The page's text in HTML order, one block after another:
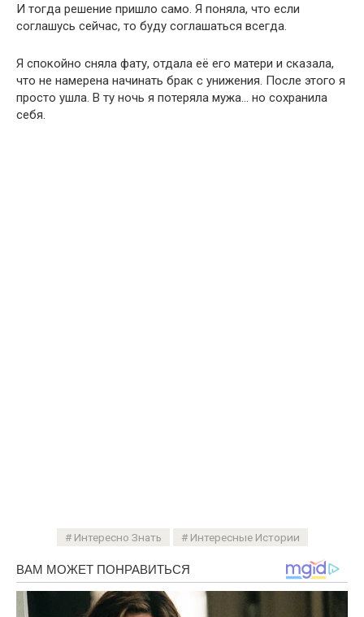
И тогда решение пришло само. Я поняла, что если
соглашусь сейчас, то буду соглашаться всегда.
Я спокойно сняла фату, отдала её его матери и сказала,
что не намерена начинать брак с унижения. После этого я
просто ушла. В ту ночь я потеряла мужа… но сохранила
себя.
Интересно Знать Интересные Истории